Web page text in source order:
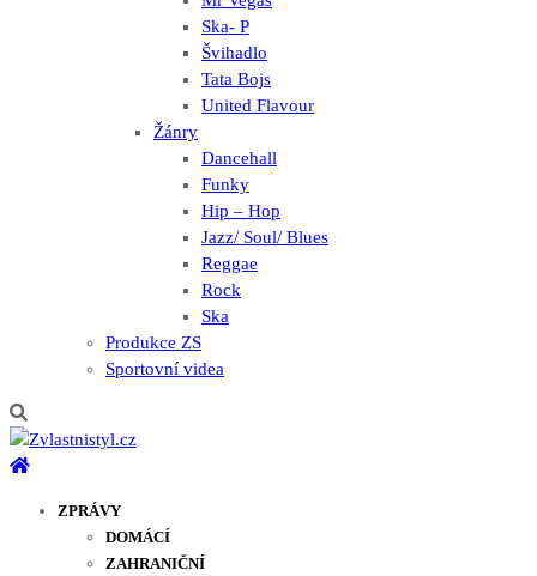
Ska- P
Švihadlo
Tata Bojs
United Flavour
Žánry
Dancehall
Funky
Hip – Hop
Jazz/ Soul/ Blues
Reggae
Rock
Ska
Produkce ZS
Sportovní videa
ZPRÁVY
DOMÁCÍ
ZAHRANIČNÍ